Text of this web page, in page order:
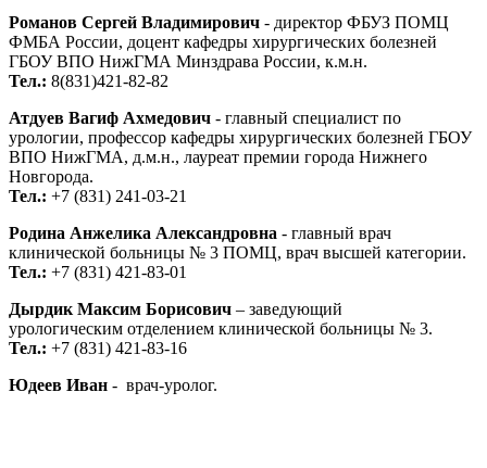
Романов Сергей Владимирович - директор ФБУЗ ПОМЦ
ФМБА России, доцент кафедры хирургических болезней
ГБОУ ВПО НижГМА Минздрава России, к.м.н.
Тел.: 8(831)421-82-82
Атдуев Вагиф Ахмедович - главный специалист по
урологии, профессор кафедры хирургических болезней ГБОУ
ВПО НижГМА, д.м.н., лауреат премии города Нижнего
Новгорода.
Тел.: +7 (831) 241-03-21
Родина Анжелика Александровна - главный врач
клинической больницы № 3 ПОМЦ, врач высшей категории.
Тел.: +7 (831) 421-83-01
Дырдик Максим Борисович – заведующий
урологическим отделением клинической больницы № 3.
Тел.: +7 (831) 421-83-16
Юдеев Иван - врач-уролог.